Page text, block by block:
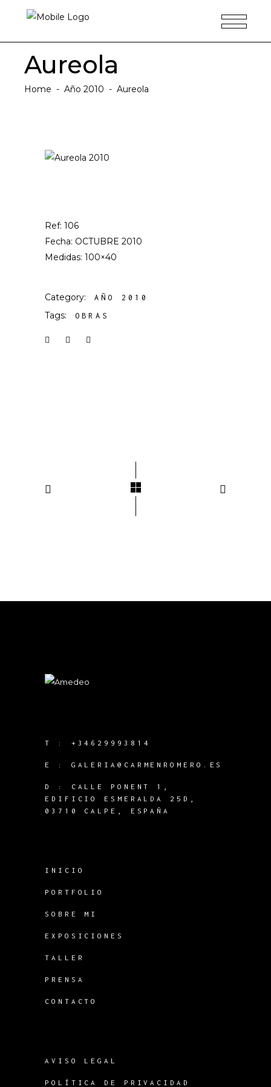
Aureola
Home - Año 2010 - Aureola
Ref: 106
Fecha: OCTUBRE 2010
Medidas: 100×40
Category: AÑO 2010
Tags: OBRAS
T : +34629993814
E : GALERIA@CARMENROMERO.ES
D : CALLE PONENT 1,
EDIFICIO ESMERALDA 25D,
03710 CALPE, ESPAÑA
INICIO
PORTFOLIO
SOBRE MI
EXPOSICIONES
TALLER
PRENSA
CONTACTO
AVISO LEGAL
POLÍTICA DE PRIVACIDAD